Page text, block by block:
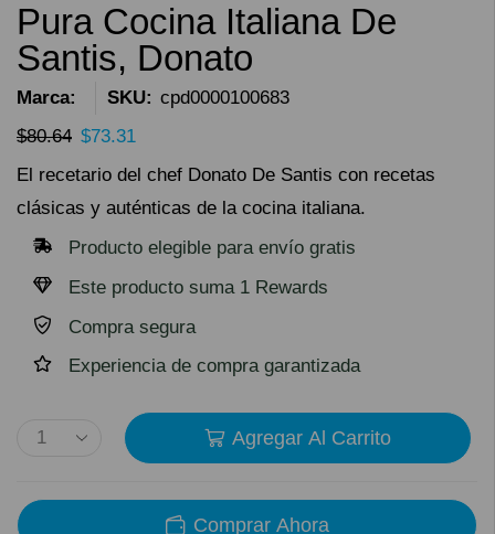
Pura Cocina Italiana De
Santis, Donato
Marca: SKU: cpd0000100683
$80.64 $73.31
El recetario del chef Donato De Santis con recetas
clásicas y auténticas de la cocina italiana.
Producto elegible para envío gratis
Este producto suma 1 Rewards
Compra segura
Experiencia de compra garantizada
Agregar Al Carrito
Comprar Ahora